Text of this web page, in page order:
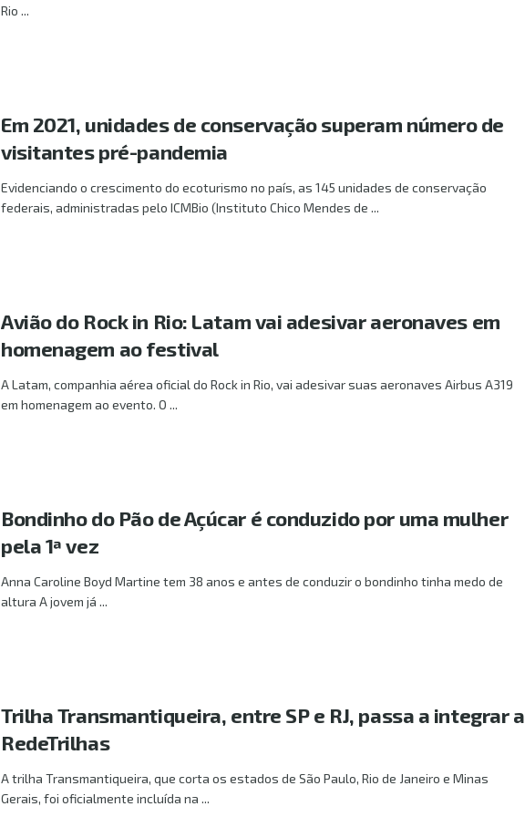
Rio ...
Em 2021, unidades de conservação superam número de
visitantes pré-pandemia
Evidenciando o crescimento do ecoturismo no país, as 145 unidades de conservação
federais, administradas pelo ICMBio (Instituto Chico Mendes de ...
Avião do Rock in Rio: Latam vai adesivar aeronaves em
homenagem ao festival
A Latam, companhia aérea oficial do Rock in Rio, vai adesivar suas aeronaves Airbus A319
em homenagem ao evento. O ...
Bondinho do Pão de Açúcar é conduzido por uma mulher
pela 1ª vez
Anna Caroline Boyd Martine tem 38 anos e antes de conduzir o bondinho tinha medo de
altura A jovem já ...
Trilha Transmantiqueira, entre SP e RJ, passa a integrar a
RedeTrilhas
A trilha Transmantiqueira, que corta os estados de São Paulo, Rio de Janeiro e Minas
Gerais, foi oficialmente incluída na ...